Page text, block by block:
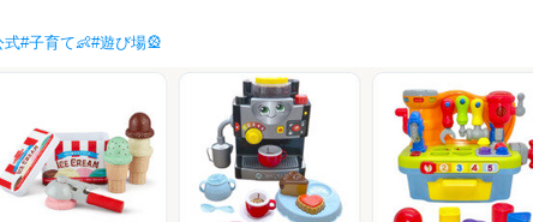
式#子育て👶#遊び場🎡